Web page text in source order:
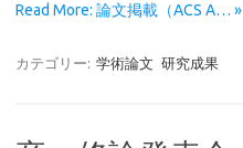
Read More: 論文掲載（ACS A… »
カテゴリー: 学術論文 研究成果